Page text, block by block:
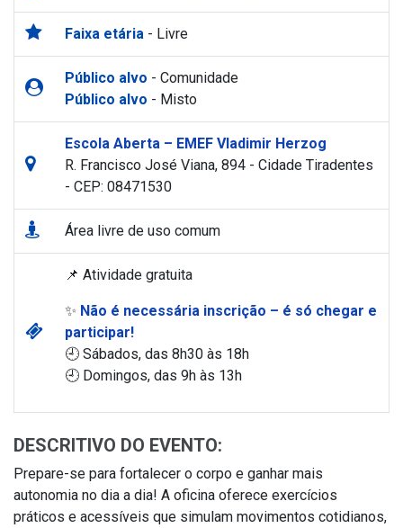
Faixa etária - Livre
Público alvo - Comunidade
Público alvo - Misto
Escola Aberta – EMEF Vladimir Herzog
R. Francisco José Viana, 894 - Cidade Tiradentes
- CEP: 08471530
Área livre de uso comum
📌 Atividade gratuita
✨ Não é necessária inscrição – é só chegar e
participar!
🕘 Sábados, das 8h30 às 18h
🕘 Domingos, das 9h às 13h
DESCRITIVO DO EVENTO:
Prepare-se para fortalecer o corpo e ganhar mais
autonomia no dia a dia! A oficina oferece exercícios
práticos e acessíveis que simulam movimentos cotidianos,